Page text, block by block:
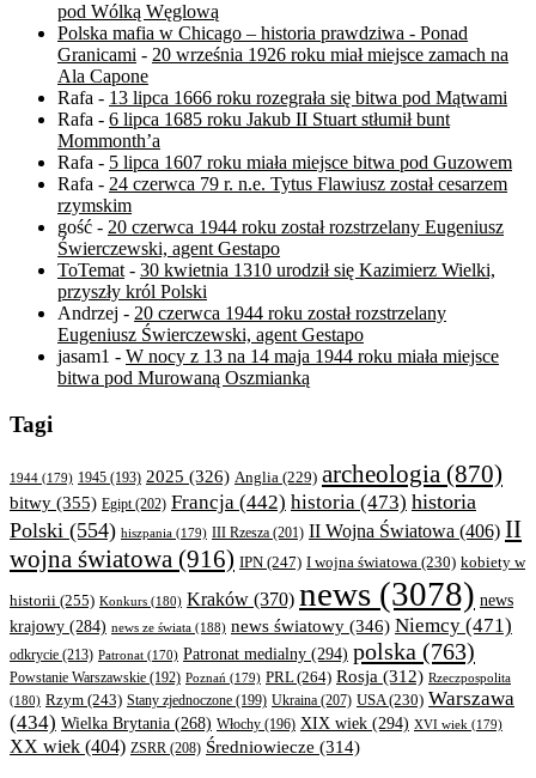
pod Wólką Węglową
Polska mafia w Chicago – historia prawdziwa - Ponad
Granicami - 20 września 1926 roku miał miejsce zamach na
Ala Capone
Rafa - 13 lipca 1666 roku rozegrała się bitwa pod Mątwami
Rafa - 6 lipca 1685 roku Jakub II Stuart stłumił bunt
Mommonth’a
Rafa - 5 lipca 1607 roku miała miejsce bitwa pod Guzowem
Rafa - 24 czerwca 79 r. n.e. Tytus Flawiusz został cesarzem
rzymskim
gość - 20 czerwca 1944 roku został rozstrzelany Eugeniusz
Świerczewski, agent Gestapo
ToTemat - 30 kwietnia 1310 urodził się Kazimierz Wielki,
przyszły król Polski
Andrzej - 20 czerwca 1944 roku został rozstrzelany
Eugeniusz Świerczewski, agent Gestapo
jasam1 - W nocy z 13 na 14 maja 1944 roku miała miejsce
bitwa pod Murowaną Oszmianką
Tagi
1944 (179) 1945 (193) 2025 (326) Anglia (229) archeologia (870)
bitwy (355) Egipt(202) Francja (442) historia (473) historia
Polski (554) hiszpania (179) III Rzesza (201) II Wojna Światowa (406) II
wojna światowa (916) IPN (247) I wojna światowa (230) kobiety w
historii (255) Konkurs (180) Kraków (370) news (3078) news
krajowy (284) news ze świata (188) news światowy (346) Niemcy (471)
odkrycie (213) Patronat (170) Patronat medialny (294) polska (763)
Powstanie Warszawskie (192) Poznań (179) PRL(264) Rosja (312) Rzeczpospolita
(180) Rzym (243) Stany zjednoczone (199) Ukraina (207) USA(230) Warszawa
(434) Wielka Brytania (268) Włochy (196) XIX wiek (294) XVI wiek (179)
XX wiek (404) ZSRR (208) Średniowiecze (314)